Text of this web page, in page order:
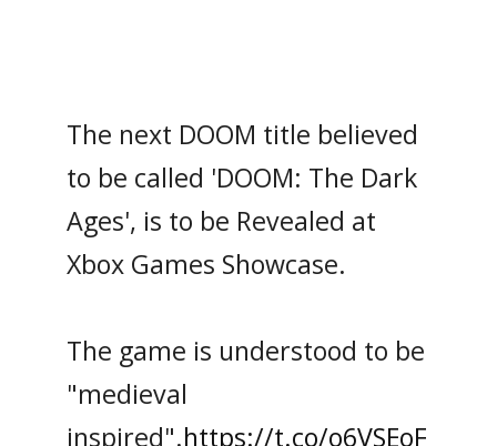
The next DOOM title believed
to be called 'DOOM: The Dark
Ages', is to be Revealed at
Xbox Games Showcase.
The game is understood to be
"medieval
inspired".https://t.co/o6VSEoF